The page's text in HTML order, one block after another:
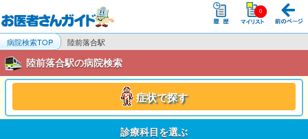
病院検索TOP 陸前落合駅
陸前落合駅の病院検索
症状で探す
診療科目を選ぶ